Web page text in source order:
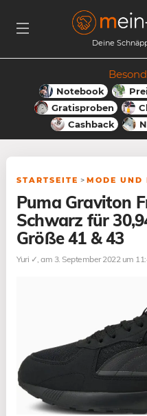
Deine
Notebook
Gratisproben
Cashback
STARTSEITE > MODE UND
Puma Graviton
Schwarz für
Größe 41 & 43
Yuri ✓, am 3. September 2022 um